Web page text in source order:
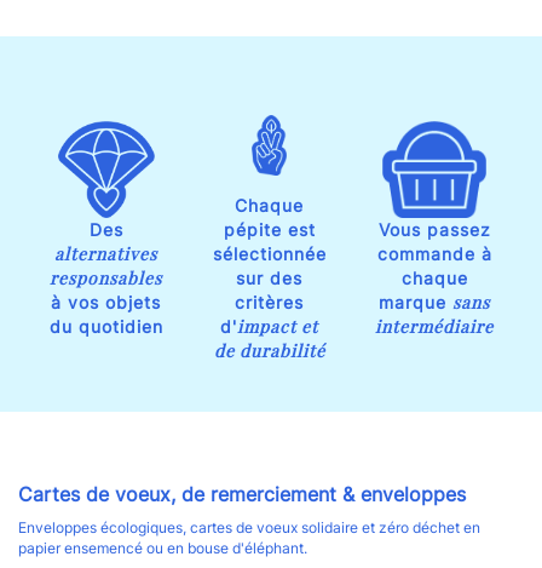
Des
alternatives
responsables
à vos objets
du quotidien
Chaque
pépite est
sélectionnée
sur des
critères
d'impact et
de durabilité
Vous passez
commande à
chaque
marque sans
intermédiaire
Cartes de voeux, de remerciement & enveloppes
Enveloppes écologiques, cartes de voeux solidaire et zéro déchet en
papier ensemencé ou en bouse d'éléphant.